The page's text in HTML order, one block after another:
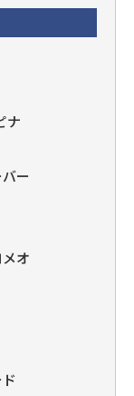
ナ
ー
オ